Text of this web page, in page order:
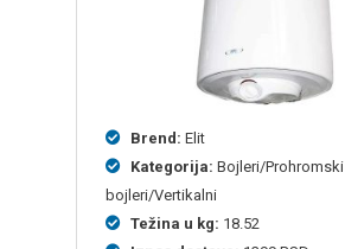
Brend: Elit
Kategorija: Bojleri/Prohromski
bojleri/Vertikalni
Težina u kg: 18.52